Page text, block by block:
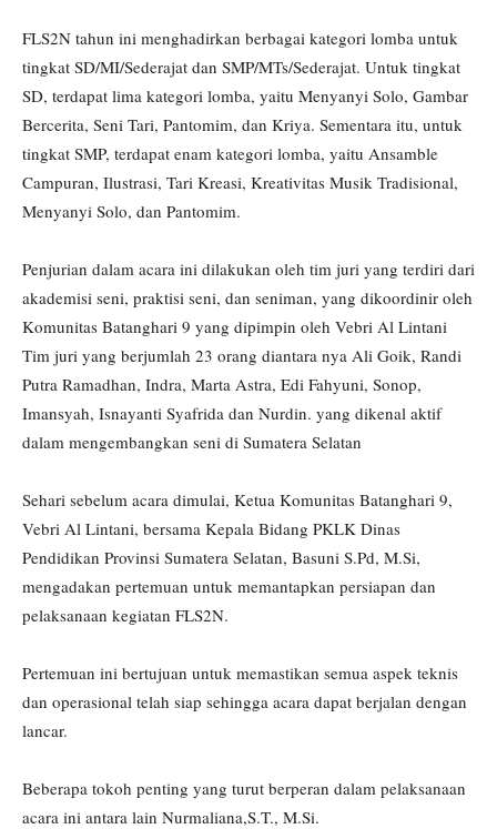
FLS2N tahun ini menghadirkan berbagai kategori lomba untuk
tingkat SD/MI/Sederajat dan SMP/MTs/Sederajat. Untuk tingkat
SD, terdapat lima kategori lomba, yaitu Menyanyi Solo, Gambar
Bercerita, Seni Tari, Pantomim, dan Kriya. Sementara itu, untuk
tingkat SMP, terdapat enam kategori lomba, yaitu Ansamble
Campuran, Ilustrasi, Tari Kreasi, Kreativitas Musik Tradisional,
Menyanyi Solo, dan Pantomim.
Penjurian dalam acara ini dilakukan oleh tim juri yang terdiri dari
akademisi seni, praktisi seni, dan seniman, yang dikoordinir oleh
Komunitas Batanghari 9 yang dipimpin oleh Vebri Al Lintani
Tim juri yang berjumlah 23 orang diantara nya Ali Goik, Randi
Putra Ramadhan, Indra, Marta Astra, Edi Fahyuni, Sonop,
Imansyah, Isnayanti Syafrida dan Nurdin. yang dikenal aktif
dalam mengembangkan seni di Sumatera Selatan
Sehari sebelum acara dimulai, Ketua Komunitas Batanghari 9,
Vebri Al Lintani, bersama Kepala Bidang PKLK Dinas
Pendidikan Provinsi Sumatera Selatan, Basuni S.Pd, M.Si,
mengadakan pertemuan untuk memantapkan persiapan dan
pelaksanaan kegiatan FLS2N.
Pertemuan ini bertujuan untuk memastikan semua aspek teknis
dan operasional telah siap sehingga acara dapat berjalan dengan
lancar.
Beberapa tokoh penting yang turut berperan dalam pelaksanaan
acara ini antara lain Nurmaliana,S.T., M.Si.